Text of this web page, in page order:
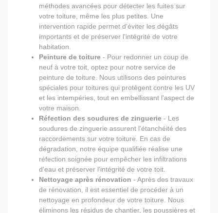
méthodes avancées pour détecter les fuites sur
votre toiture, même les plus petites. Une
intervention rapide permet d'éviter les dégâts
importants et de préserver l'intégrité de votre
habitation.
Peinture de toiture - Pour redonner un coup de
neuf à votre toit, optez pour notre service de
peinture de toiture. Nous utilisons des peintures
spéciales pour toitures qui protègent contre les UV
et les intempéries, tout en embellissant l'aspect de
votre maison.
Réfection des soudures de zinguerie - Les
soudures de zinguerie assurent l'étanchéité des
raccordements sur votre toiture. En cas de
dégradation, notre équipe qualifiée réalise une
réfection soignée pour empêcher les infiltrations
d'eau et préserver l'intégrité de votre toit.
Nettoyage après rénovation - Après des travaux
de rénovation, il est essentiel de procéder à un
nettoyage en profondeur de votre toiture. Nous
éliminons les résidus de chantier, les poussières et